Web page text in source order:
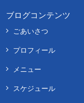
ブログコンテンツ
ごあいさつ
プロフィール
メニュー
スケジュール